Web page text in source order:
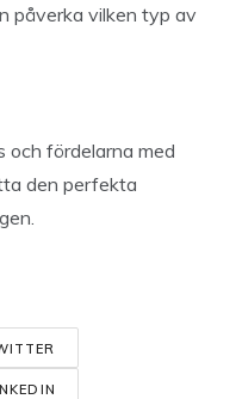
påverka vilken typ av
och fördelarna med
den perfekta